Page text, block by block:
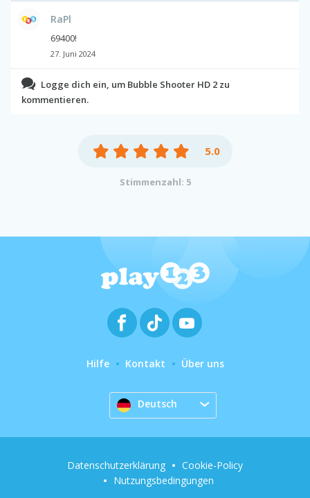
RaPl
69400!
27. Juni 2024
Logge dich ein, um Bubble Shooter HD 2 zu
kommentieren.
5.0
Stimmenzahl: 5
Hilfe Kontakt Über uns
Deutsch
Datenschutzerklärung
Cookie-Policy
Nutzungsbedingungen